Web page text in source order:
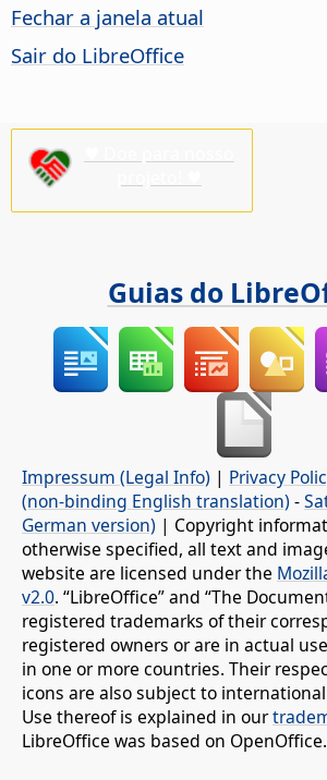
Fechar a janela atual
Sair do LibreOffice
Guias do
Impressum (Legal Info) | Privacy
(non-binding English translation) -
German version) | Copyright
otherwise specified, all text and
website are licensed under the
v2.0. “LibreOffice” and “The
registered trademarks of their
registered owners or are in actual
in one or more countries. Their
icons are also subject to
Use thereof is explained in our
LibreOffice was based on